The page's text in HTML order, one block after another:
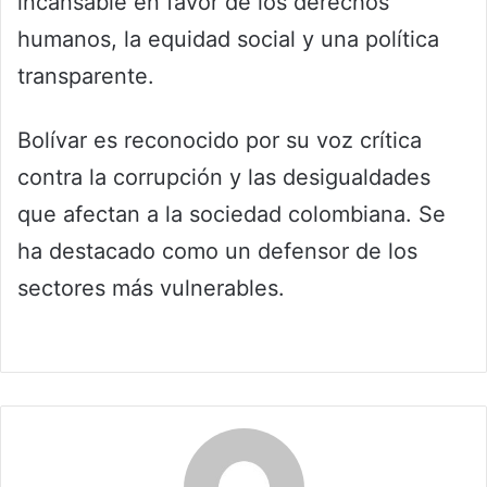
humanos, la equidad social y una política
transparente.
Bolívar es reconocido por su voz crítica
contra la corrupción y las desigualdades
que afectan a la sociedad colombiana. Se
ha destacado como un defensor de los
sectores más vulnerables.